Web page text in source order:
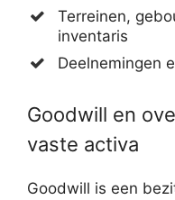
Terreinen,
inventaris
Deelnemingen
Goodwill en
vaste activa
Goodwill is een